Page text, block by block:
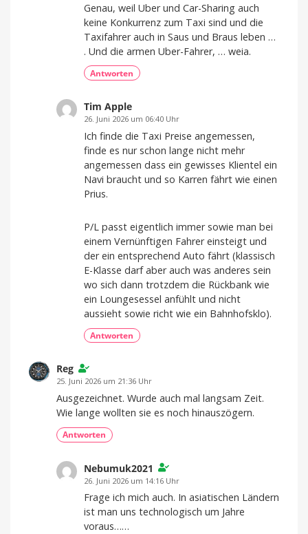
Genau, weil Uber und Car-Sharing auch
keine Konkurrenz zum Taxi sind und die
Taxifahrer auch in Saus und Braus leben …
. Und die armen Uber-Fahrer, … weia.
Antworten
Tim Apple
26. Juni 2026 um 06:40 Uhr
Ich finde die Taxi Preise angemessen,
finde es nur schon lange nicht mehr
angemessen dass ein gewisses Klientel ein
Navi braucht und so Karren fährt wie einen
Prius.
P/L passt eigentlich immer sowie man bei
einem Vernünftigen Fahrer einsteigt und
der ein entsprechend Auto fährt (klassisch
E-Klasse darf aber auch was anderes sein
wo sich dann trotzdem die Rückbank wie
ein Loungesessel anfühlt und nicht
aussieht sowie richt wie ein Bahnhofsklo).
Antworten
Reg
25. Juni 2026 um 21:36 Uhr
Ausgezeichnet. Wurde auch mal langsam Zeit.
Wie lange wollten sie es noch hinauszögern.
Antworten
Nebumuk2021
26. Juni 2026 um 14:16 Uhr
Frage ich mich auch. In asiatischen Ländern
ist man uns technologisch um Jahre
voraus……